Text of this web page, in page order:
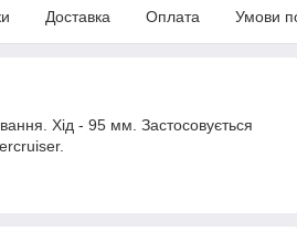
Доставка Оплата Умови
Хід - 95 мм. Застосовується